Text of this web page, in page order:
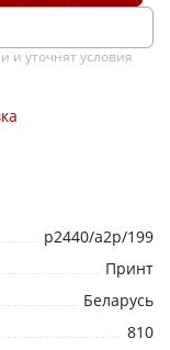
и уточнят условия
p2440/a2p/199
Принт
Беларусь
810
данных